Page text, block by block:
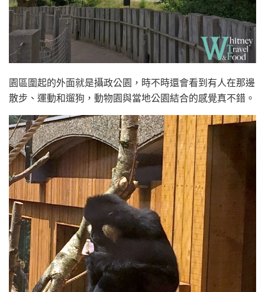
園區圍起的外面就是攝政公園，時不時還會看到有人在那邊
散步、運動和遛狗，動物園與當地公園結合的感覺真不錯。